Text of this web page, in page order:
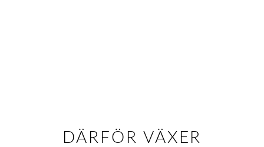
DÄRFÖR VÄXER